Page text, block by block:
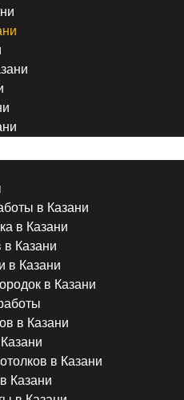
в Казани
в Казани
Казани
в Казани
в Казани
в Казани
в Казани
Казани